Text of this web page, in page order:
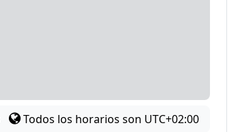
Todos los horarios son UTC+02:00